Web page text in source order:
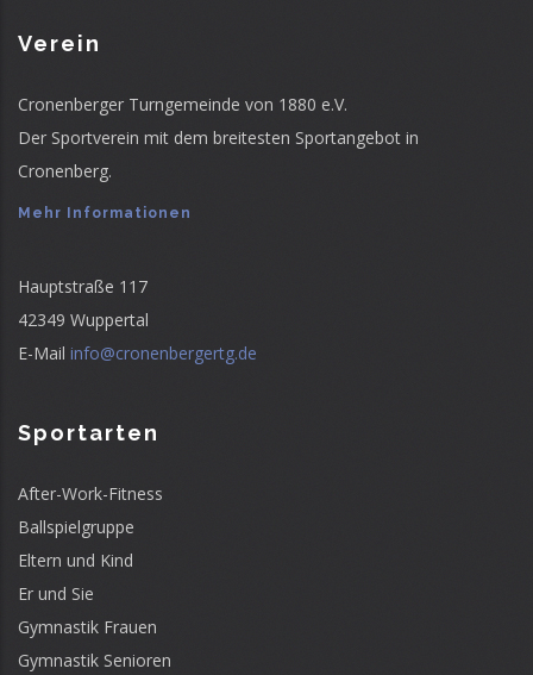
Verein
Cronenberger Turngemeinde von 1880 e.V.
Der Sportverein mit dem breitesten Sportangebot in
Cronenberg.
Mehr Informationen
Hauptstraße 117
42349 Wuppertal
E-Mail info@cronenbergertg.de
Sportarten
After-Work-Fitness
Ballspielgruppe
Eltern und Kind
Er und Sie
Gymnastik Frauen
Gymnastik Senioren